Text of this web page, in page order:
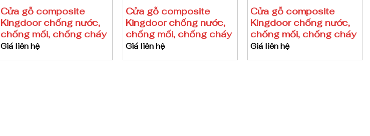
Cửa gỗ composite
Kingdoor chống nước,
chống mối, chống cháy
Giá liên hệ
Cửa gỗ composite
Kingdoor chống nước,
chống mối, chống cháy
Giá liên hệ
Cửa gỗ composite
Kingdoor chống nước,
chống mối, chống cháy
Giá liên hệ